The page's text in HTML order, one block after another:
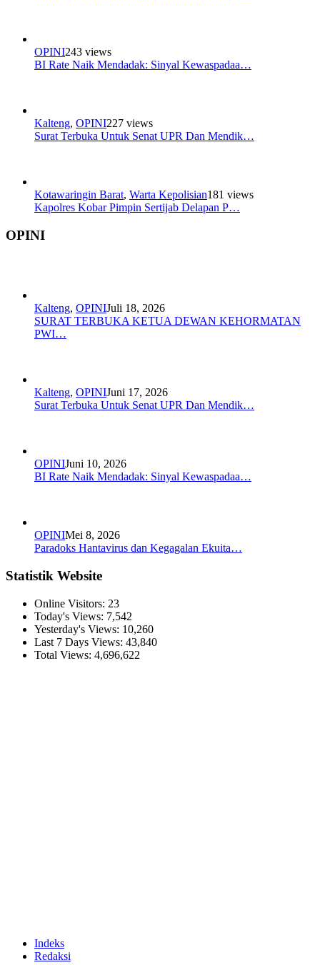
OPINI243 views
BI Rate Naik Mendadak: Sinyal Kewaspadaa…
Kalteng, OPINI227 views
Surat Terbuka Untuk Senat UPR Dan Mendik…
Kotawaringin Barat, Warta Kepolisian181 views
Kapolres Kobar Pimpin Sertijab Delapan P…
OPINI
Kalteng, OPINIJuli 18, 2026
SURAT TERBUKA KETUA DEWAN KEHORMATAN
PWI…
Kalteng, OPINIJuni 17, 2026
Surat Terbuka Untuk Senat UPR Dan Mendik…
OPINIJuni 10, 2026
BI Rate Naik Mendadak: Sinyal Kewaspadaa…
OPINIMei 8, 2026
Paradoks Hantavirus dan Kegagalan Ekuita…
Statistik Website
Online Visitors: 23
Today's Views: 7,542
Yesterday's Views: 10,260
Last 7 Days Views: 43,840
Total Views: 4,696,622
Indeks
Redaksi